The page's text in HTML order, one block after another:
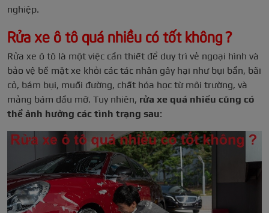
nghiệp.
Rửa xe ô tô quá nhiều có tốt không ?
Rửa xe ô tô là một việc cần thiết để duy trì vẻ ngoại hình và
bảo vệ bề mặt xe khỏi các tác nhân gây hại như bụi bẩn, bãi
cỏ, bám bụi, muối đường, chất hóa học từ môi trường, và
mảng bám dầu mỡ. Tuy nhiên, rửa xe quá nhiều cũng có
thể ảnh hưởng các tình trạng sau: